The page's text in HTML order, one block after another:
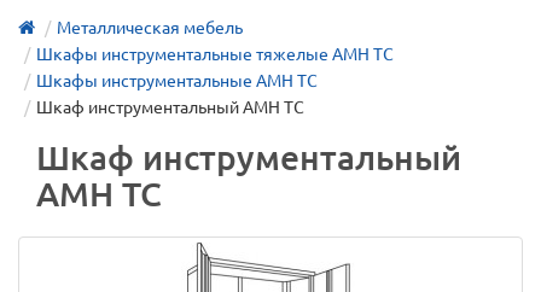
Металлическая мебель
Шкафы инструментальные тяжелые AMH TC
Шкафы инструментальные AMH TC
Шкаф инструментальный AMH TC
Шкаф инструментальный
AMH TC